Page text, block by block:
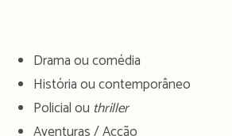
Drama ou comédia
História ou contemporâneo
Policial ou thriller